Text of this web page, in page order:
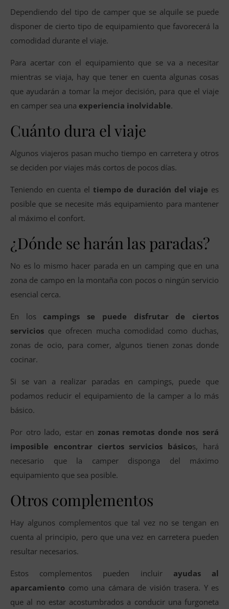
Dependiendo del tipo de camper que se alquile se puede
disponer de cierto tipo de equipamiento que favorecerá la
comodidad durante el viaje.
Para acertar con el equipamiento que se va a necesitar
mientras se viaja, hay que tener en cuenta algunas cosas
que ayudarán a tomar la mejor decisión, para que el viaje
en camper sea una experiencia inolvidable.
Cuánto dura el viaje
Algunos viajeros pasan mucho tiempo en carretera y otros
se deciden por viajes más cortos de pocos días.
Teniendo en cuenta el tiempo de duración del viaje es
posible que se necesite más equipamiento para mantener
al máximo el confort.
¿Dónde se harán las paradas?
No es lo mismo hacer parada en un camping que en una
zona de campo en la montaña con pocos o ningún servicio
esencial cerca.
En los campings se puede disfrutar de ciertos
servicios que ofrecen mucha comodidad como duchas,
zonas de ocio, para comer, algunos tienen zonas donde
cocinar.
Si se van a realizar paradas en campings, puede que
podamos reducir el equipamiento de la camper a lo más
básico.
Por otro lado, estar en zonas remotas donde nos será
imposible encontrar ciertos servicios básicos, hará
necesario que la camper disponga del máximo
equipamiento que sea posible.
Otros complementos
Hay algunos complementos que tal vez no se tengan en
cuenta al principio, pero que una vez en carretera pueden
resultar necesarios.
Estos complementos pueden incluir ayudas al
aparcamiento como una cámara de visión trasera. Y es
que al no estar acostumbrados a conducir una furgoneta